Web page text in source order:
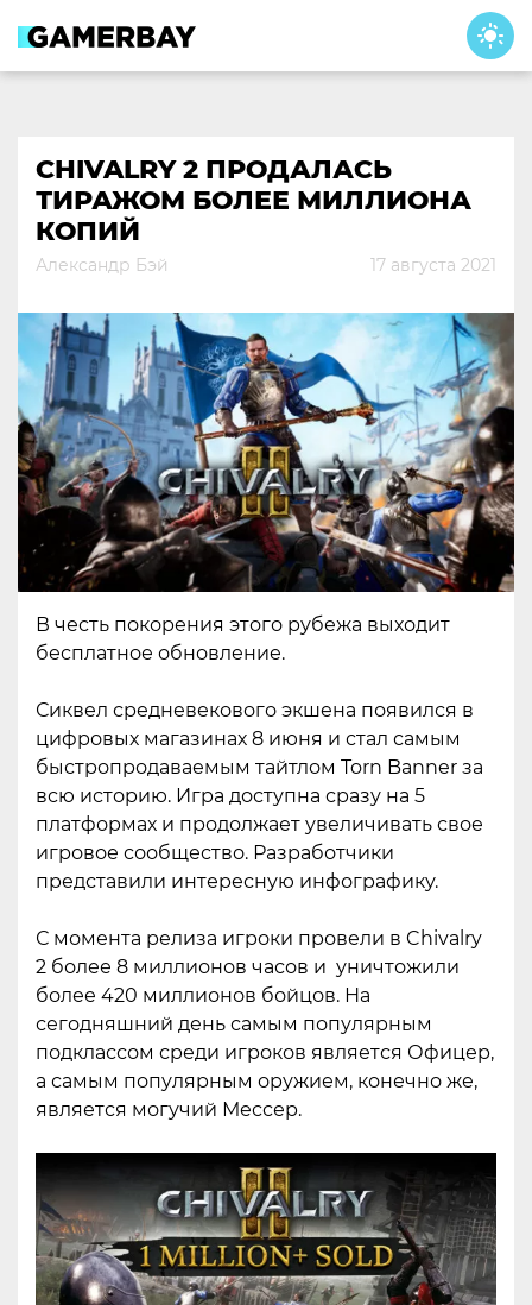
content
CHIVALRY 2 ПРОДАЛАСЬ
ТИРАЖОМ БОЛЕЕ МИЛЛИОНА
КОПИЙ
Александр Бэй 17 августа 2021
В честь покорения этого рубежа выходит
бесплатное обновление.
Сиквел средневекового экшена появился в
цифровых магазинах 8 июня и стал самым
быстропродаваемым тайтлом Torn Banner за
всю историю. Игра доступна сразу на 5
платформах и продолжает увеличивать свое
игровое сообщество. Разработчики
представили интересную инфографику.
С момента релиза игроки провели в Chivalry
2 более 8 миллионов часов и уничтожили
более 420 миллионов бойцов. На
сегодняшний день самым популярным
подклассом среди игроков является Офицер,
а самым популярным оружием, конечно же,
является могучий Мессер.